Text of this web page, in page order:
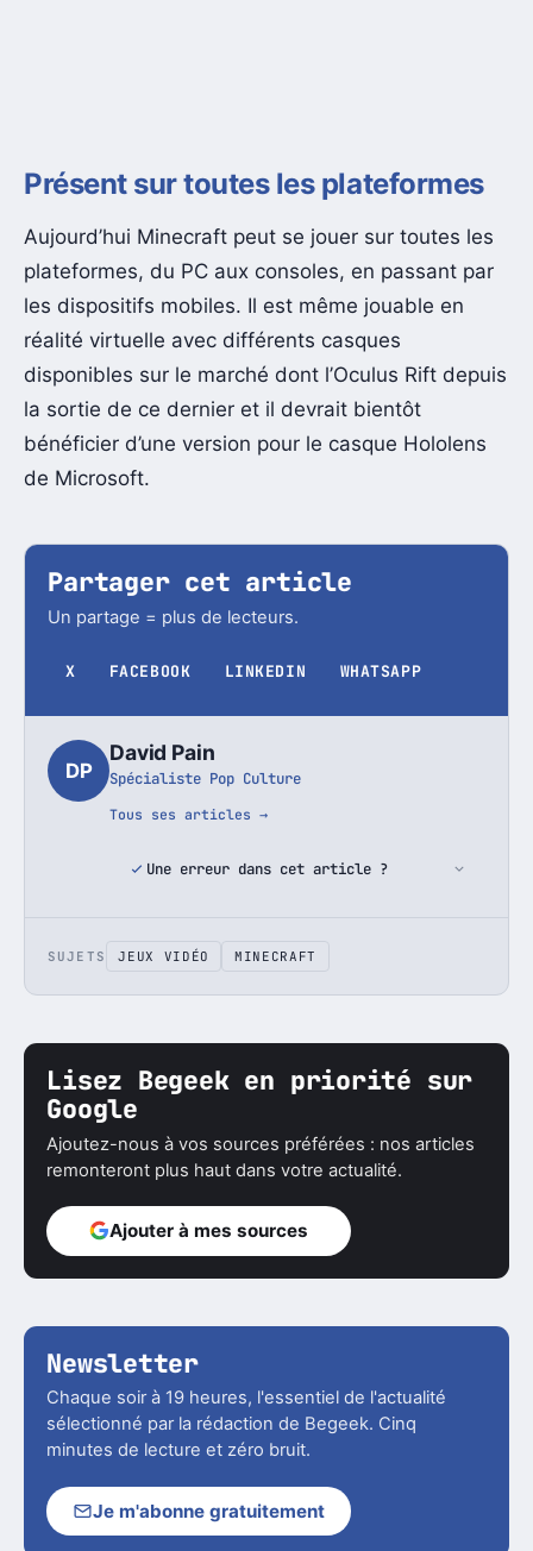
Présent sur toutes les plateformes
Aujourd’hui Minecraft peut se jouer sur toutes les
plateformes, du PC aux consoles, en passant par
les dispositifs mobiles. Il est même jouable en
réalité virtuelle avec différents casques
disponibles sur le marché dont l’Oculus Rift depuis
la sortie de ce dernier et il devrait bientôt
bénéficier d’une version pour le casque Hololens
de Microsoft.
Partager cet article
Un partage = plus de lecteurs.
X FACEBOOK LINKEDIN WHATSAPP
DP
David Pain
Spécialiste Pop Culture
Tous ses articles →
Une erreur dans cet article ?
SUJETS JEUX VIDÉO MINECRAFT
Lisez Begeek en priorité sur
Google
Ajoutez-nous à vos sources préférées : nos articles
remonteront plus haut dans votre actualité.
Ajouter à mes sources
Newsletter
Chaque soir à 19 heures, l'essentiel de l'actualité
sélectionné par la rédaction de Begeek. Cinq
minutes de lecture et zéro bruit.
Je m'abonne gratuitement